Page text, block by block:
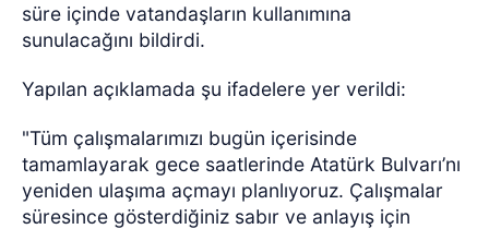
süre içinde vatandaşların kullanımına
sunulacağını bildirdi.
Yapılan açıklamada şu ifadelere yer verildi:
"Tüm çalışmalarımızı bugün içerisinde
tamamlayarak gece saatlerinde Atatürk Bulvarı’nı
yeniden ulaşıma açmayı planlıyoruz. Çalışmalar
süresince gösterdiğiniz sabır ve anlayış için